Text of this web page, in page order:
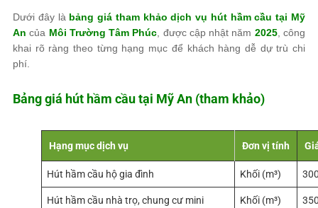
Dưới đây là bảng giá tham khảo dịch vụ hút hầm cầu tại Mỹ
An của Môi Trường Tâm Phúc , được cập nhật năm 2025, công
khai rõ ràng theo từng hạng mục để khách hàng dễ dự trù chi
phí.
Bảng giá hút hầm cầu tại Mỹ An (tham khảo)
Hạng mục dịch vụ Đơn vị tính
Hút hầm cầu hộ gia đình Khối (m³)
Hút hầm cầu nhà trọ, chung cư mini Khối (m³)